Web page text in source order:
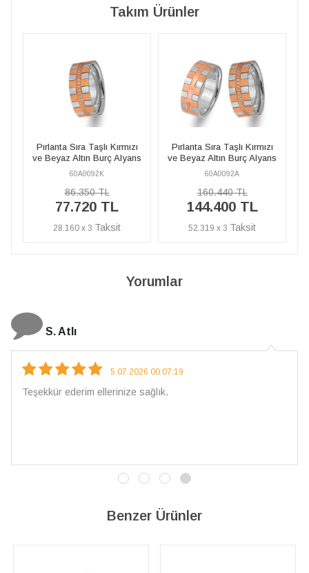
Takım Ürünler
Pırlanta Sıra Taşlı Kırmızı
ve Beyaz Altın Burç Alyans
60A0092A
160.440 TL
144.400 TL
52.319 x 3
Pırlanta Sıra Taşlı Kırmızı
ve Beyaz Altın Burç Alyans
60A0092K
86.350 TL
77.720 TL
28.160 x 3
Yorumlar
N. Elçi
4.08.2026 16:27:03
Çarpıcı ve olağanüstü bir işçilikle hazırlanmış bir mücevher.
Benzer Ürünler